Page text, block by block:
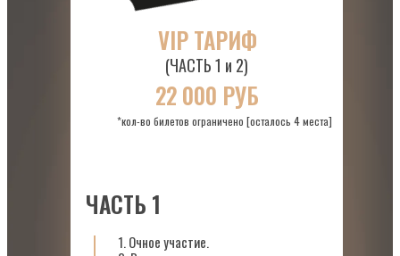
VIP ТАРИФ
*кол-во билетов ограничено [осталось 4 места]
(ЧАСТЬ 1 и 2)
1. Очное участие.
ЧАСТЬ 1
22 000 РУБ